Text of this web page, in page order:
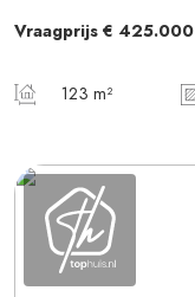
Vraagprijs € 425.000
123 m²